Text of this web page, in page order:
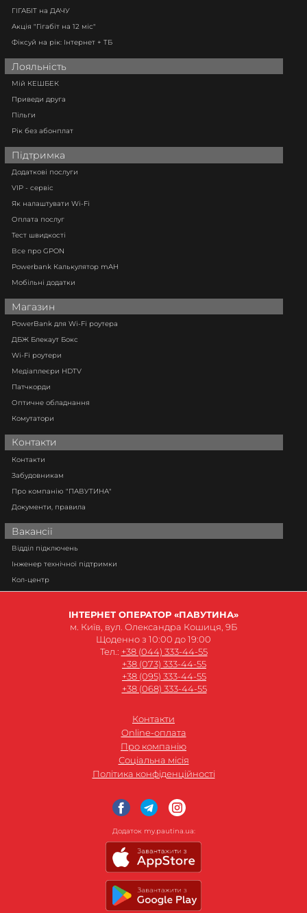
ГІГАБІТ на ДАЧУ
Акція "Гігабіт на 12 міс"
Фіксуй на рік: Інтернет + ТБ
Лояльність
Мій КЕШБЕК
Приведи друга
Пільги
Рік без абонплат
Підтримка
Додаткові послуги
VIP - сервіс
Як налаштувати Wi-Fi
Оплата послуг
Тест швидкості
Все про GPON
Powerbank Калькулятор mAH
Мобільні додатки
Магазин
PowerBank для Wi-Fi роутера
ДБЖ Блекаут Бокс
Wi-Fi роутери
Медіаплеєри HDTV
Патчкорди
Оптичне обладнання
Комутатори
Контакти
Контакти
Забудовникам
Про компанію "ПАВУТИНА"
Документи, правила
Вакансії
Відділ підключень
Інженер технічної підтримки
Кол-центр
ІНТЕРНЕТ ОПЕРАТОР «ПАВУТИНА»
м. Київ, вул. Олександра Кошиця, 9Б
Щоденно з 10:00 до 19:00
Тел.: +38 (044) 333-44-55
+38 (073) 333-44-55
+38 (095) 333-44-55
+38 (068) 333-44-55
Контакти
Online-оплата
Про компанію
Соціальна місія
Політика конфіденційності
Додаток my.pautina.ua: